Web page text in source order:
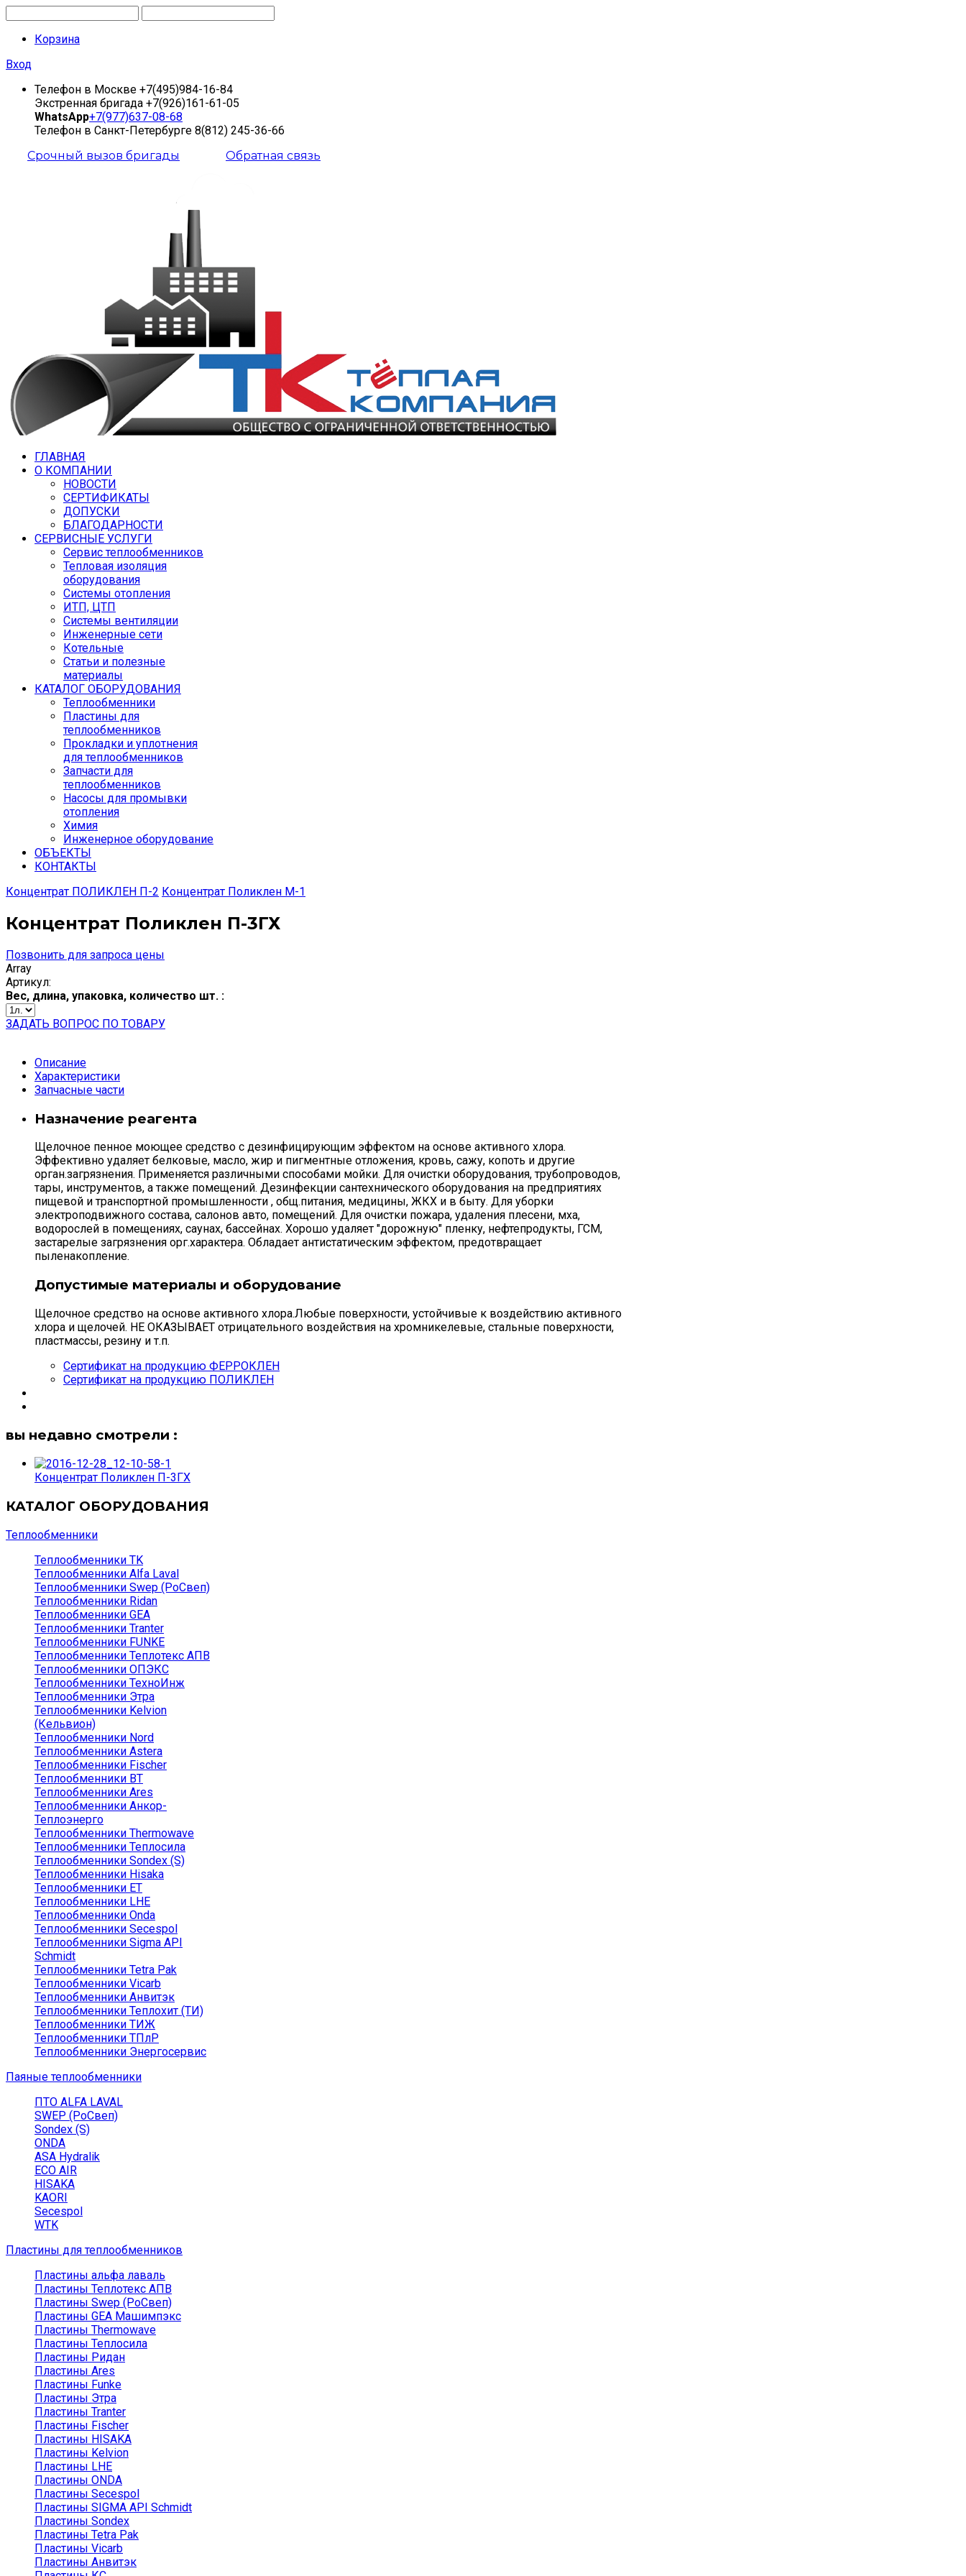
Корзина
Вход
Телефон в Москве +7(495)984-16-84
Экстренная бригада +7(926)161-61-05
WhatsApp+7(977)637-08-68
Телефон в Санкт-Петербурге 8(812) 245-36-66
Срочный вызов бригады
Обратная связь
ГЛАВНАЯ
О КОМПАНИИ
НОВОСТИ
СЕРТИФИКАТЫ
ДОПУСКИ
БЛАГОДАРНОСТИ
СЕРВИСНЫЕ УСЛУГИ
Сервис теплообменников
Тепловая изоляция
оборудования
Системы отопления
ИТП, ЦТП
Системы вентиляции
Инженерные сети
Котельные
Статьи и полезные
материалы
КАТАЛОГ ОБОРУДОВАНИЯ
Теплообменники
Пластины для
теплообменников
Прокладки и уплотнения
для теплообменников
Запчасти для
теплообменников
Насосы для промывки
отопления
Химия
Инженерное оборудование
ОБЪЕКТЫ
КОНТАКТЫ
Концентрат ПОЛИКЛЕН П-2 Концентрат Поликлен М-1
Концентрат Поликлен П-3ГХ
Позвонить для запроса цены
Array
Артикул:
Вес, длина, упаковка, количество шт. :
ЗАДАТЬ ВОПРОС ПО ТОВАРУ
Описание
Характеристики
Запчасные части
Назначение реагента
Щелочное пенное моющее средство с дезинфицирующим эффектом на основе активного хлора.
Эффективно удаляет белковые, масло, жир и пигментные отложения, кровь, сажу, копоть и другие
орган.загрязнения. Применяется различными способами мойки. Для очистки оборудования, трубопроводов,
тары, инструментов, а также помещений. Дезинфекции сантехнического оборудования на предприятиях
пищевой и транспортной промышленности , общ.питания, медицины, ЖКХ и в быту. Для уборки
электроподвижного состава, салонов авто, помещений. Для очистки пожара, удаления плесени, мха,
водорослей в помещениях, саунах, бассейнах. Хорошо удаляет "дорожную" пленку, нефтепродукты, ГСМ,
застарелые загрязнения орг.характера. Обладает антистатическим эффектом, предотвращает
пыленакопление.
Допустимые материалы и оборудование
Щелочное средство на основе активного хлора.Любые поверхности, устойчивые к воздействию активного
хлора и щелочей. НЕ ОКАЗЫВАЕТ отрицательного воздействия на хромникелевые, стальные поверхности,
пластмассы, резину и т.п.
Сертификат на продукцию ФЕРРОКЛЕН
Сертификат на продукцию ПОЛИКЛЕН
вы недавно смотрели :
Концентрат Поликлен П-3ГХ
КАТАЛОГ ОБОРУДОВАНИЯ
Теплообменники
Теплообменники TK
Теплообменники Alfa Laval
Теплообменники Swep (РоСвеп)
Теплообменники Ridan
Теплообменники GEA
Теплообменники Tranter
Теплообменники FUNKE
Теплообменники Теплотекс АПВ
Теплообменники ОПЭКС
Теплообменники ТехноИнж
Теплообменники Этра
Теплообменники Kelvion
(Кельвион)
Теплообменники Nord
Теплообменники Astera
Теплообменники Fischer
Теплообменники ВТ
Теплообменники Ares
Теплообменники Анкор-
Теплоэнерго
Теплообменники Thermowave
Теплообменники Теплосила
Теплообменники Sondex (S)
Теплообменники Hisaka
Теплообменники ЕТ
Теплообменники LHE
Теплообменники Onda
Теплообменники Secespol
Теплообменники Sigma API
Schmidt
Теплообменники Tetra Pak
Теплообменники Vicarb
Теплообменники Анвитэк
Теплообменники Теплохит (ТИ)
Теплообменники ТИЖ
Теплообменники ТПлР
Теплообменники Энергосервис
Паяные теплообменники
ПТО ALFA LAVAL
SWEP (РоСвеп)
Sondex (S)
ONDA
ASA Hydralik
ECO AIR
HISAKA
KAORI
Secespol
WTK
Пластины для теплообменников
Пластины альфа лаваль
Пластины Теплотекс АПВ
Пластины Swep (РоСвеп)
Пластины GEA Машимпэкс
Пластины Thermowave
Пластины Теплосила
Пластины Ридан
Пластины Ares
Пластины Funke
Пластины Этра
Пластины Tranter
Пластины Fischer
Пластины HISAKA
Пластины Kelvion
Пластины LHE
Пластины ONDA
Пластины Secespol
Пластины SIGMA API Schmidt
Пластины Sondex
Пластины Tetra Pak
Пластины Vicarb
Пластины Анвитэк